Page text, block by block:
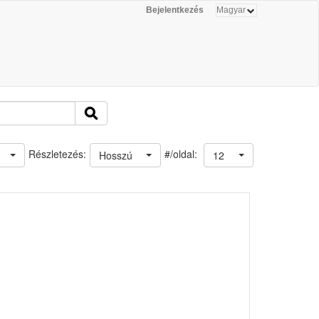
Bejelentkezés
#/oldal: 12
Hosszú
Részletezés: